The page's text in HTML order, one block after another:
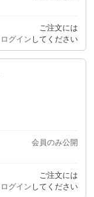
ご注文には
ログイン してください
会員のみ公開
ご注文には
ログイン してください